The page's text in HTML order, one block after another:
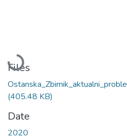
Loading...
Files
(405.48 KB)
Date
2020